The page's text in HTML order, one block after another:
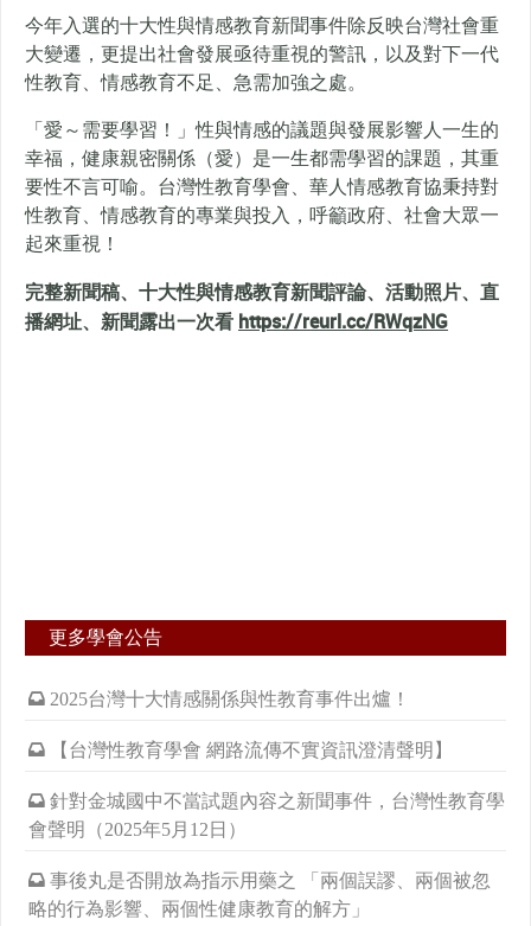
今年入選的十大性與情感教育新聞事件除反映台灣社會重
大變遷，更提出社會發展亟待重視的警訊，以及對下一代
性教育、情感教育不足、急需加強之處。
「愛～需要學習！」性與情感的議題與發展影響人一生的
幸福，健康親密關係（愛）是一生都需學習的課題，其重
要性不言可喻。台灣性教育學會、華人情感教育協秉持對
性教育、情感教育的專業與投入，呼籲政府、社會大眾一
起來重視！
完整新聞稿、十大性與情感教育新聞評論、活動照片、直
播網址、新聞露出一次看 https://reurl.cc/RWqzNG
更多學會公告
2025台灣十大情感關係與性教育事件出爐！
【台灣性教育學會 網路流傳不實資訊澄清聲明】
針對金城國中不當試題內容之新聞事件，台灣性教育學
會聲明（2025年5月12日）
事後丸是否開放為指示用藥之 「兩個誤謬、兩個被忽
略的行為影響、兩個性健康教育的解方」